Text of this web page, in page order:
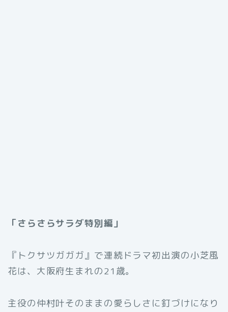
「さらさらサラダ特別編」
『トクサツガガガ』で連続ドラマ初出演の小芝風
花は、大阪府生まれの21歳。
主役の仲村叶そのままの愛らしさに釘づけになり